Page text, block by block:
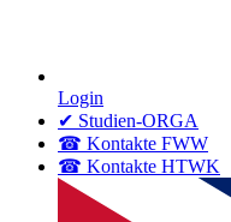
Login
✔ Studien-ORGA
☎ Kontakte FWW
☎ Kontakte HTWK